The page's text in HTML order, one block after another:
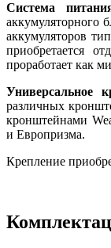
Система
аккумуляторного
аккумуляторов
приобретается
проработает как
Универсальное
различных
кронштейнами
и Европризма.
Крепление